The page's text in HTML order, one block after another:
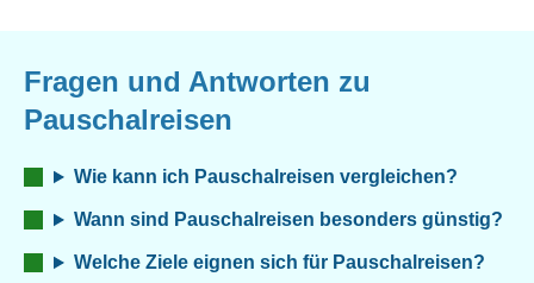
Fragen und Antworten zu
Pauschalreisen
Wie kann ich Pauschalreisen vergleichen?
Wann sind Pauschalreisen besonders günstig?
Welche Ziele eignen sich für Pauschalreisen?